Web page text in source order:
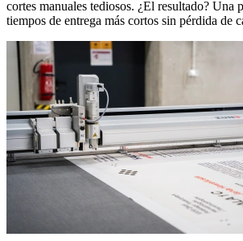
cortes manuales tediosos. ¿El resultado? Una
tiempos de entrega más cortos sin pérdida de